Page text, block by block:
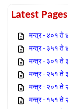
Latest Pages
मन्त्र - ४०१ ते
मन्त्र - ३५१ ते
मन्त्र - ३०१ ते
मन्त्र - २५१ ते
मन्त्र - २०१ ते
मन्त्र - १५१ ते